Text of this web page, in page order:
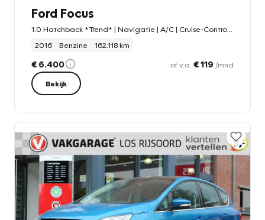
Ford Focus
2016
Benzine 162.118 km
€ 6.400 of v.a. € 119 /mnd
Bekijk